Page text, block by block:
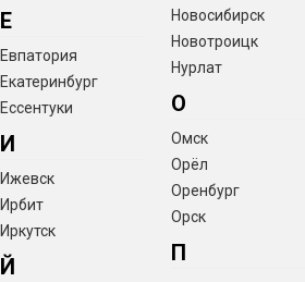
Е
Евпатория
Екатеринбург
Ессентуки
И
Ижевск
Ирбит
Иркутск
Й
Новосибирск
Новотроицк
Нурлат
О
Омск
Орёл
Оренбург
Орск
П